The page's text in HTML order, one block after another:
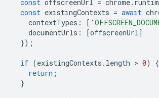
const offscreenUrl = chrome.
const existingContexts = await
contextTypes : [
documentUrls : [offscreenUrl]
});
if (existingContexts . length > 0)
{
return ;
}